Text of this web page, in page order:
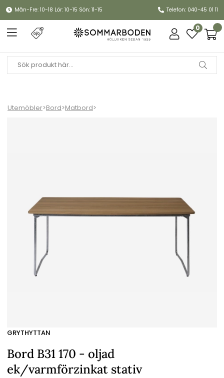
Mån-Fre: 10-18 Lör: 10-15 Sön: 11-15 Telefon: 040-45 01 11
0
Utemöbler>Bord>Matbord>
GRYTHYTTAN
Bord B31 170 - oljad
ek/varmförzinkat stativ